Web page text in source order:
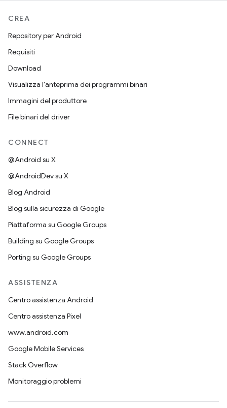
CREA
Repository per Android
Requisiti
Download
Visualizza l'anteprima dei programmi binari
Immagini del produttore
File binari del driver
CONNECT
@Android su X
@AndroidDev su X
Blog Android
Blog sulla sicurezza di Google
Piattaforma su Google Groups
Building su Google Groups
Porting su Google Groups
ASSISTENZA
Centro assistenza Android
Centro assistenza Pixel
www.android.com
Google Mobile Services
Stack Overflow
Monitoraggio problemi